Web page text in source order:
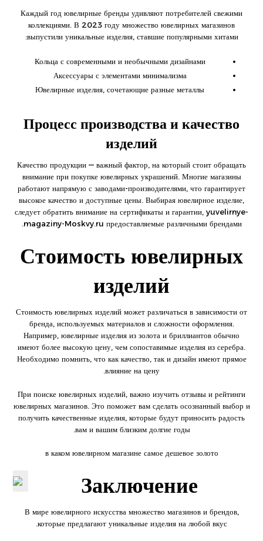
Каждый год ювелирные бренды удивляют потребителей свежими
коллекциями. В 2023 году множество ювелирных магазинов
выпустили уникальные изделия, ставшие популярными хитами:
Кольца с современными и необычными дизайнами
Аксессуары с элементами минимализма
Ювелирные изделия, сочетающие разные металлы
Процесс производства и качество
изделий
Качество продукции — важный фактор, на который стоит обращать
внимание при покупке ювелирных украшений. Многие магазины
работают напрямую с заводами-производителями, что гарантирует
высокое качество и доступные цены. Выбирая ювелирное изделие,
следует обратить внимание на сертификаты и гарантии, yuvelirnye-
magaziny-Moskvy.ru предоставляемые различными брендами.
Стоимость ювелирных
изделий
Стоимость ювелирных изделий может различаться в зависимости от
бренда, используемых материалов и сложности оформления.
Например, ювелирные изделия из золота и бриллиантов обычно
имеют более высокую цену, чем сопоставимые изделия из серебра.
Необходимо помнить, что как качество, так и дизайн имеют прямое
влияние на цену.
При поиске ювелирных изделий, важно изучить отзывы и рейтинги
ювелирных магазинов. Это поможет вам сделать осознанный выбор и
получить качественные изделия, которые будут приносить радость
вам и вашим близким долгие годы.
в каком ювелирном магазине самое дешевое золото
Заключение
В мире ювелирного искусства множество магазинов и брендов,
которые предлагают уникальные изделия на любой вкус.